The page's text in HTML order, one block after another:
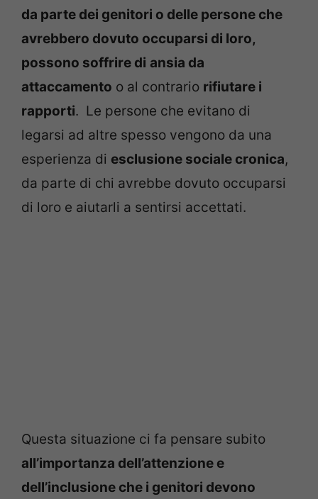
da parte dei genitori o delle persone che
avrebbero dovuto occuparsi di loro,
possono soffrire di ansia da
attaccamento o al contrario rifiutare i
rapporti. Le persone che evitano di
legarsi ad altre spesso vengono da una
esperienza di esclusione sociale cronica,
da parte di chi avrebbe dovuto occuparsi
di loro e aiutarli a sentirsi accettati.
Questa situazione ci fa pensare subito
all’importanza dell’attenzione e
dell’inclusione che i genitori devono